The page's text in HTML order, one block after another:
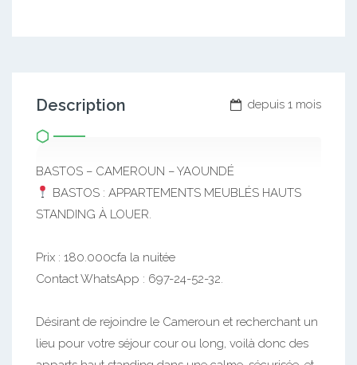
depuis 1 mois
Description
BASTOS – CAMEROUN – YAOUNDÉ
BASTOS : APPARTEMENTS MEUBLÉS HAUTS
STANDING À LOUER.
Prix : 180.000cfa la nuitée
Contact WhatsApp : 697-24-52-32.
Désirant de rejoindre le Cameroun et recherchant un
lieu pour votre séjour cour ou long, voilà donc des